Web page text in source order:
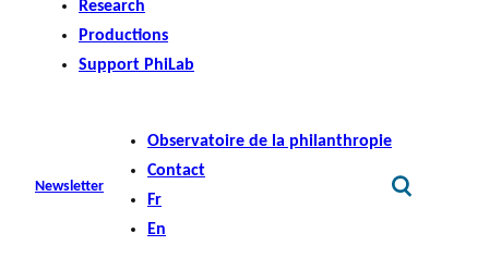
Research
Productions
Support PhiLab
Newsletter
Observatoire de la philanthropie
Contact
Fr
En